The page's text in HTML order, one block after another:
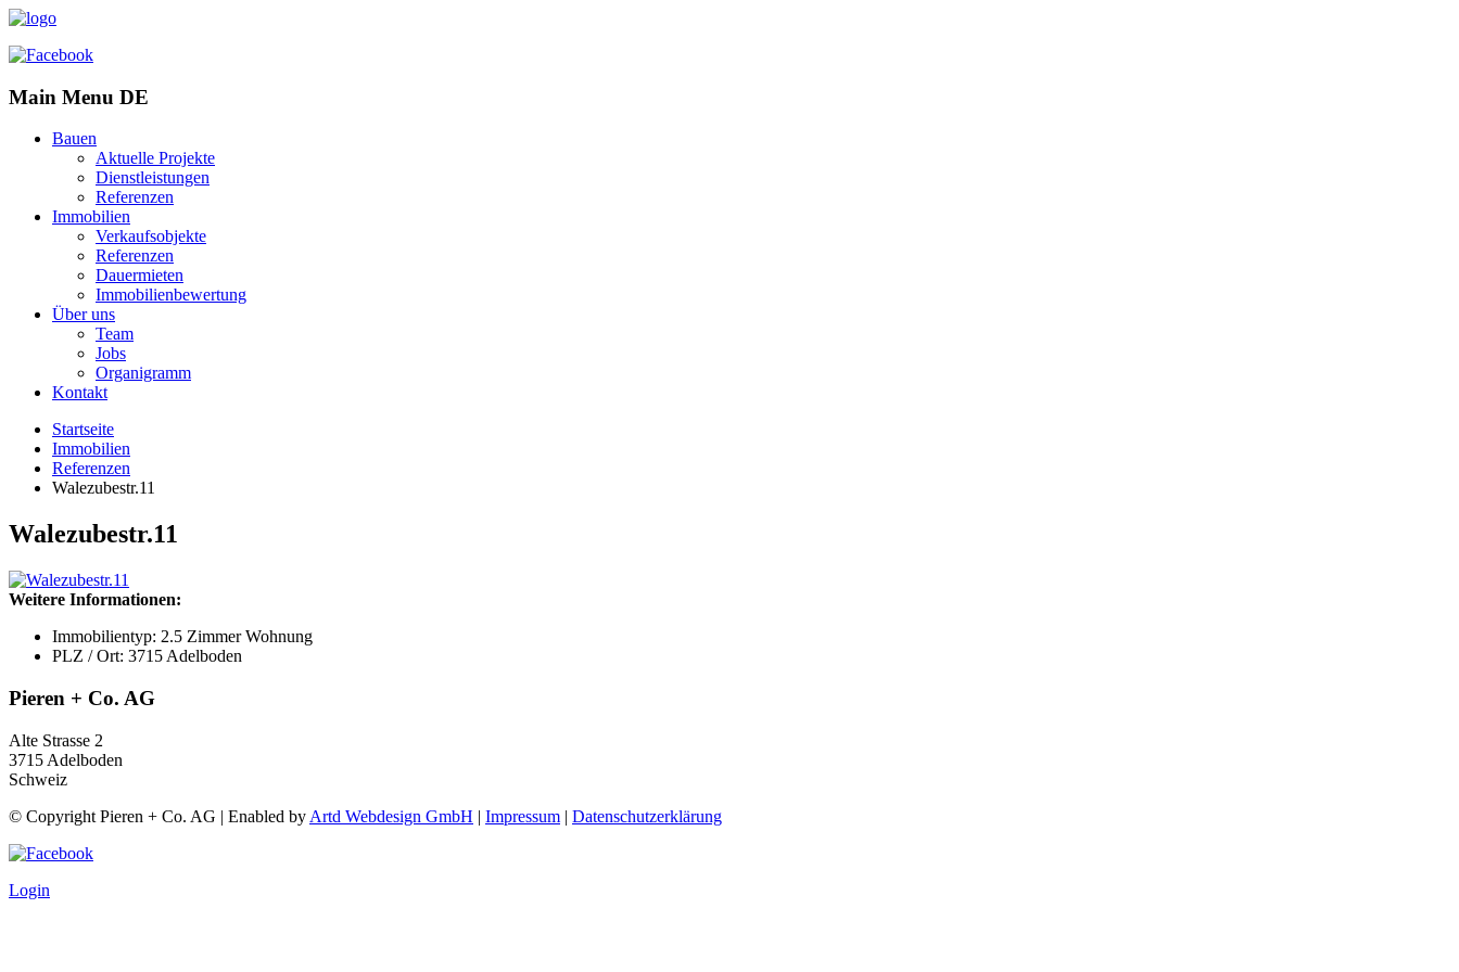
Main Menu DE
Bauen
Aktuelle Projekte
Dienstleistungen
Referenzen
Immobilien
Verkaufsobjekte
Referenzen
Dauermieten
Immobilienbewertung
Über uns
Team
Jobs
Organigramm
Kontakt
Startseite
Immobilien
Referenzen
Walezubestr.11
Walezubestr.11
Weitere Informationen:
Immobilientyp: 2.5 Zimmer Wohnung
PLZ / Ort: 3715 Adelboden
Pieren + Co. AG
Alte Strasse 2
3715 Adelboden
Schweiz
© Copyright Pieren + Co. AG | Enabled by Artd Webdesign GmbH | Impressum | Datenschutzerklärung
Login